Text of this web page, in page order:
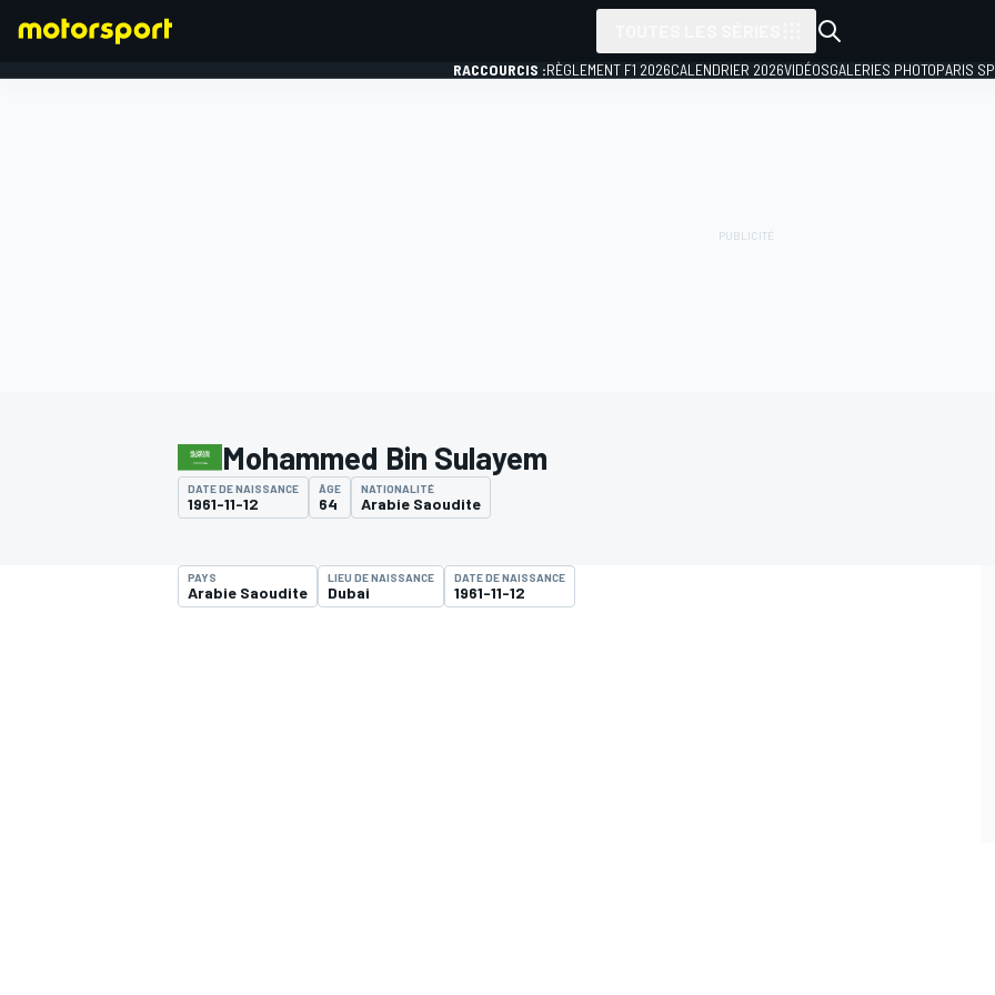
RACCOURCIS :RÈGLEMENT F1 2026CALENDRIER 2026VIDÉOSGALERIES PHOTOPARIS
Mohammed Bin Sulayem
DATE DE NAISSANCE
1961-11-12
ÂGE
64
NATIONALITÉ
Arabie Saoudite
PAYS
Arabie Saoudite
LIEU DE NAISSANCE
Dubai
DATE DE NAISSANCE
1961-11-12